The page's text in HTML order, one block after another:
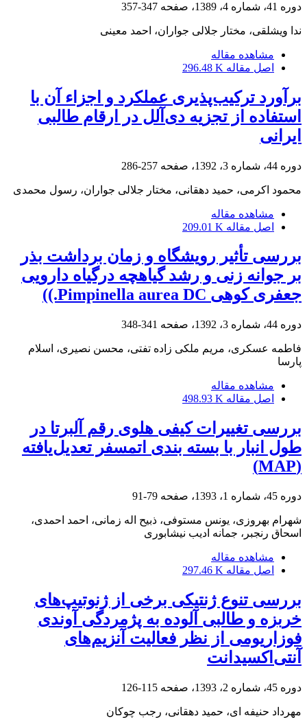
دوره 41، شماره 4، 1389، صفحه 347-357
ندا ویشلقی، مختار جلالی جواران، احمد معینی
مشاهده مقاله
اصل مقاله 296.48 K
برآورد ترکیب‌پذیری عملکرد و اجزاء آن با
استفاده از تجزیه دی‌آلل در ارقام طالبی
ایرانی
دوره 44، شماره 3، 1392، صفحه 257-286
محمود اکرمی، حمید دهقانی، مختار جلالی جواران، رسول محمدی
مشاهده مقاله
اصل مقاله 209.01 K
بررسی تأثیر رویشگاه و زمان برداشت بذر
بر جوانه زنی و رشد گیاهچه درگیاه دارویی
جعفری کوهی Pimpinella aurea DC.))
دوره 44، شماره 3، 1392، صفحه 341-348
فاطمه عسکری، مریم ملکی زاده تفتی، محسن نصیری، اسلام
پارسا
مشاهده مقاله
اصل مقاله 498.93 K
بررسی تغییرات کیفی هلوی رقم آلبرتا در
طول انبار با بسته ‏بندی اتمسفر تعدیل‌یافته
(MAP)
دوره 45، شماره 1، 1393، صفحه 79-91
شهرام بهروزی، یونس مستوفی، ذبیح اله زمانی، احمد احمدی،
اسحاق رنجبر، جمانه ادیب نیشابوری
مشاهده مقاله
اصل مقاله 297.46 K
بررسی تنوع ژنتیکی برخی از ژنوتیپ‌های
خربزه و طالبی آلوده به پژمردگی آوندی
فوزاریومی از نظر فعالیت آنزیم‌های
آنتی‌اکسیدانت
دوره 45، شماره 2، 1393، صفحه 115-126
مهرداد حنیفه ای، حمید دهقانی، رجب چوکان